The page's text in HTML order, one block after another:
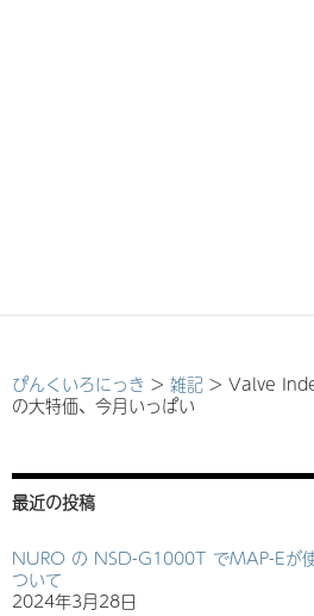
ぴんくいろにっき > 雑記 > Valve
の大特価、今月いっぱい
最近の投稿
NURO の NSD-G1000T でMAP-Eが
ついて
2024年3月28日